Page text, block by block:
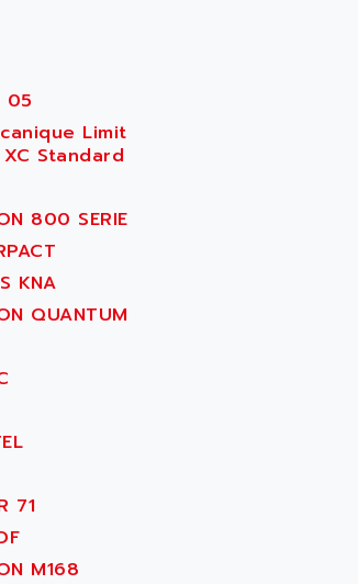
05
Limit
Standard
800 SERIE
KNA
QUANTUM
71
M168